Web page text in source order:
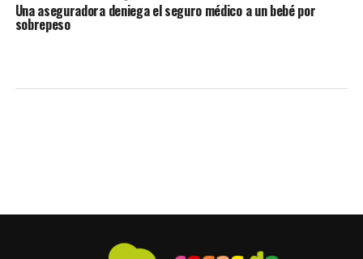
Una aseguradora deniega el seguro médico a un bebé por
sobrepeso